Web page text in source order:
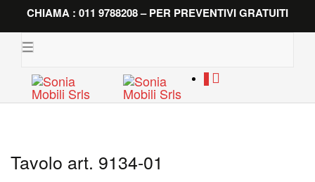
CHIAMA : 011 9788208 – PER PREVENTIVI GRATUITI
Toggle
Tavolo art. 9134-01